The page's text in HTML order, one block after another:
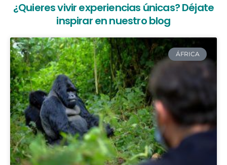
¿Quieres vivir experiencias únicas? Déjate
inspirar en nuestro blog
ÁFRICA